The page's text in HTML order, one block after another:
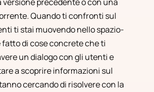
Quando ti confronti sul
ti stai muovendo nello spazio-
fatto di cose concrete che ti
un dialogo con gli utenti e
a scoprire informazioni sul
cercando di risolvere con la